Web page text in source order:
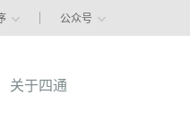
公众号
关于四通